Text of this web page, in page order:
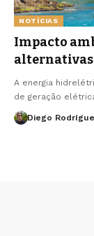
NOTÍCIAS
Impacto
alternativas
A energia
de geração
Diego